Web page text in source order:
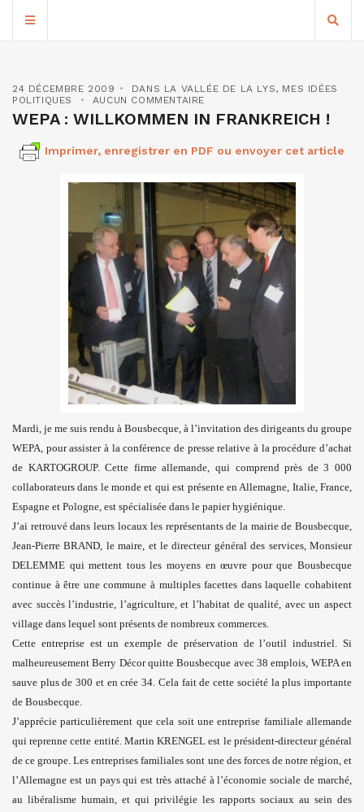
24 DÉCEMBRE 2009 DANS LA VALLÉE DE LA LYS, MES IDÉES
POLITIQUES
AUCUN COMMENTAIRE
WEPA : WILLKOMMEN IN FRANKREICH !
Imprimer, enregistrer en PDF ou envoyer cet article
Mardi, je me suis rendu à Bousbecque, à l’invitation des dirigeants du groupe
WEPA, pour assister à la conférence de presse relative à la procédure d’achat
de KARTOGROUP. Cette firme allemande, qui comprend près de 3 000
collaborateurs dans le monde et qui est présente en Allemagne, Italie, France,
Espagne et Pologne, est spécialisée dans le papier hygiénique.
J’ai retrouvé dans leurs locaux les représentants de la mairie de Bousbecque,
Jean-Pierre BRAND, le maire, et le directeur général des services, Monsieur
DELEMME qui mettent tous les moyens en œuvre pour que Bousbecque
continue à être une commune à multiples facettes dans laquelle cohabitent
avec succès l’industrie, l’agriculture, et l’habitat de qualité, avec un aspect
village dans lequel sont présents de nombreux commerces.
Cette entreprise est un exemple de préservation de l’outil industriel. Si
malheureusement Berry Décor quitte Bousbecque avec 38 emplois, WEPA en
sauve plus de 300 et en crée 34. Cela fait de cette société la plus importante
de Bousbecque.
J’apprécie particulièrement que cela soit une entreprise familiale allemande
qui reprenne cette entité. Martin KRENGEL est le président-directeur général
de ce groupe. Les entreprises familiales sont une des forces de notre région, et
l’Allemagne est un pays qui est très attaché à l’économie sociale de marché,
au libéralisme humain, et qui privilégie les rapports sociaux au sein des